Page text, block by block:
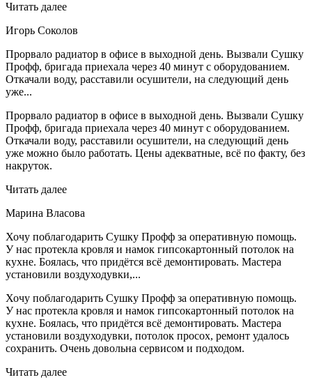
Читать далее
Игорь Соколов
Прорвало радиатор в офисе в выходной день. Вызвали Сушку
Профф, бригада приехала через 40 минут с оборудованием.
Откачали воду, расставили осушители, на следующий день
уже...
Прорвало радиатор в офисе в выходной день. Вызвали Сушку
Профф, бригада приехала через 40 минут с оборудованием.
Откачали воду, расставили осушители, на следующий день
уже можно было работать. Цены адекватные, всё по факту, без
накруток.
Читать далее
Марина Власова
Хочу поблагодарить Сушку Профф за оперативную помощь.
У нас протекла кровля и намок гипсокартонный потолок на
кухне. Боялась, что придётся всё демонтировать. Мастера
установили воздуходувки,...
Хочу поблагодарить Сушку Профф за оперативную помощь.
У нас протекла кровля и намок гипсокартонный потолок на
кухне. Боялась, что придётся всё демонтировать. Мастера
установили воздуходувки, потолок просох, ремонт удалось
сохранить. Очень довольна сервисом и подходом.
Читать далее